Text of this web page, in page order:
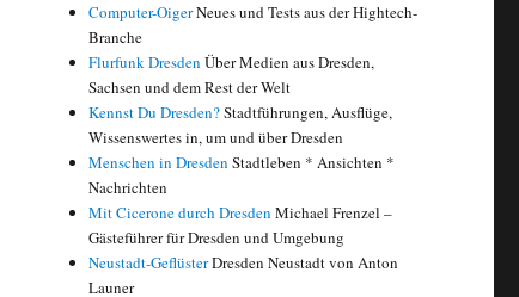
Computer-OigerNeues und Tests aus der Hightech-
Branche
Flurfunk Dresden Über Medien aus Dresden,
Sachsen und dem Rest der Welt
Kennst Du Dresden?Stadtführungen, Ausflüge,
Wissenswertes in, um und über Dresden
Menschen in Dresden Stadtleben * Ansichten *
Nachrichten
Mit Cicerone durch Dresden Michael Frenzel –
Gästeführer für Dresden und Umgebung
Neustadt-GeflüsterDresden Neustadt von Anton
Launer